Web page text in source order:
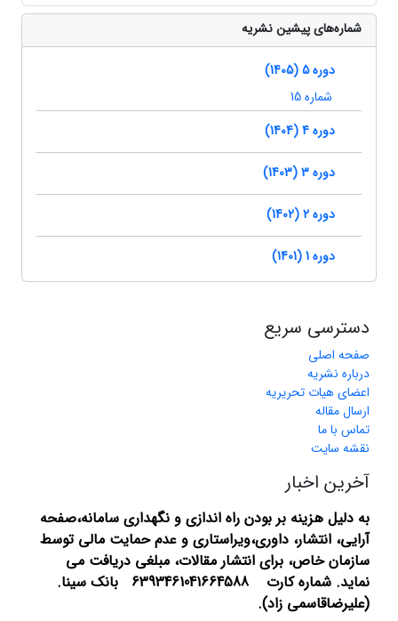
شماره‌های پیشین نشریه
دوره 5 (1405)
شماره 15
دوره 4 (1404)
دوره 3 (1403)
دوره 2 (1402)
دوره 1 (1401)
دسترسی سریع
صفحه اصلی
درباره نشریه
اعضای هیات تحریریه
ارسال مقاله
تماس با ما
نقشه سایت
آخرین اخبار
به دلیل هزینه بر بودن راه اندازی و نگهداری سامانه،صفحه
آرایی، انتشار، داوری،ویراستاری و عدم حمایت مالی توسط
سازمان خاص، برای انتشار مقالات، مبلغی دریافت می
نماید.
شماره کارت 6393461041664588 بانک سینا.
(علیرضاقاسمی زاد).